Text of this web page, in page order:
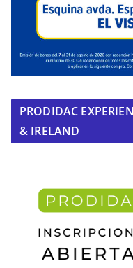
PRODIDAC
& IRELAND